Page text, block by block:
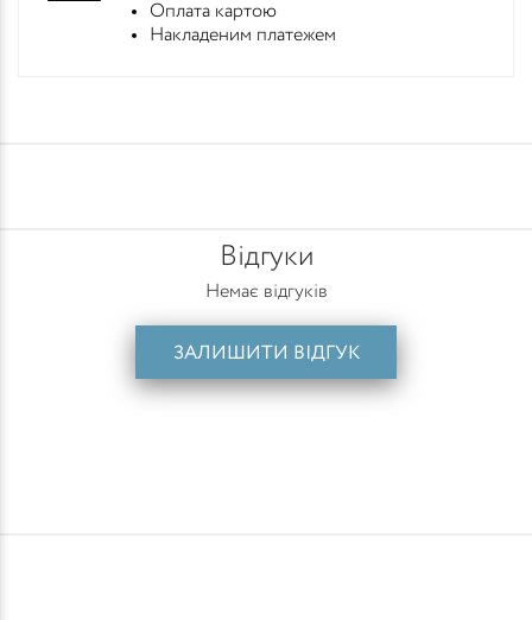
Оплата картою
Накладеним платежем
Відгуки
Немає відгуків
ЗАЛИШИТИ ВІДГУК